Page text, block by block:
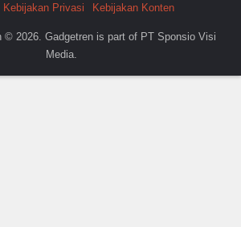
Kebijakan Privasi
Kebijakan Konten
© 2026. Gadgetren is part of PT Sponsio Visi
Media.